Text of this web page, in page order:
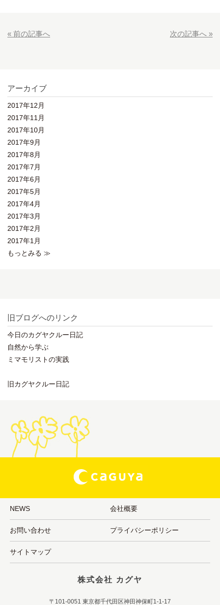
« 前の記事へ 次の記事へ »
アーカイブ
2017年12月
2017年11月
2017年10月
2017年9月
2017年8月
2017年7月
2017年6月
2017年5月
2017年4月
2017年3月
2017年2月
2017年1月
もっとみる ≫
旧ブログへのリンク
今日のカグヤクルー日記
自然から学ぶ
ミマモリストの実践
旧カグヤクルー日記
NEWS 会社概要
お問い合わせ プライバシーポリシー
サイトマップ
株式会社 カグヤ
〒101-0051 東京都千代田区神田神保町1-1-17